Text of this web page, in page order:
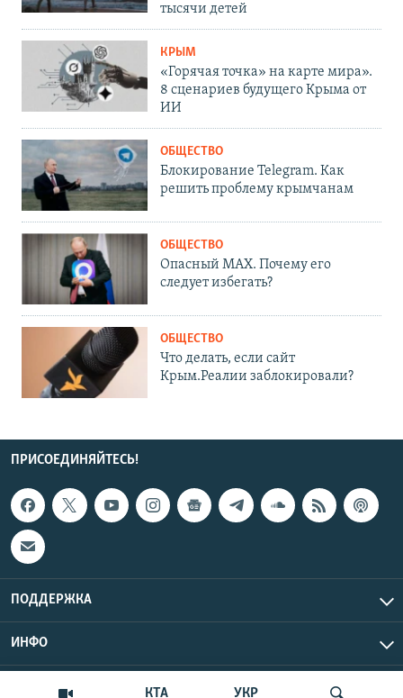
КТА УКР
тысячи детей
КРЫМ
«Горячая точка» на карте мира».
8 сценариев будущего Крыма от
ИИ
ОБЩЕСТВО
Блокирование Telegram. Как
решить проблему крымчанам
ОБЩЕСТВО
Опасный MAX. Почему его
следует избегать?
ОБЩЕСТВО
Что делать, если сайт
Крым.Реалии заблокировали?
ПРИСОЕДИНЯЙТЕСЬ!
ПОДДЕРЖКА
ИНФО
Copyright Крым.Реалии, 2026 | Все права защищены.
UTC+3